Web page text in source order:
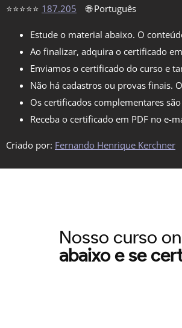
⭐⭐⭐⭐⭐ 187.205 🌐 Português
Estude o material abaixo. O
Ao finalizar, adquira o certificado
Enviamos o certificado do curso e
Não há cadastros ou provas finais.
Os certificados complementares
Receba o certificado em PDF no e-
Criado por: Fernando Henrique Kerchner
Nosso curso
abaixo e se